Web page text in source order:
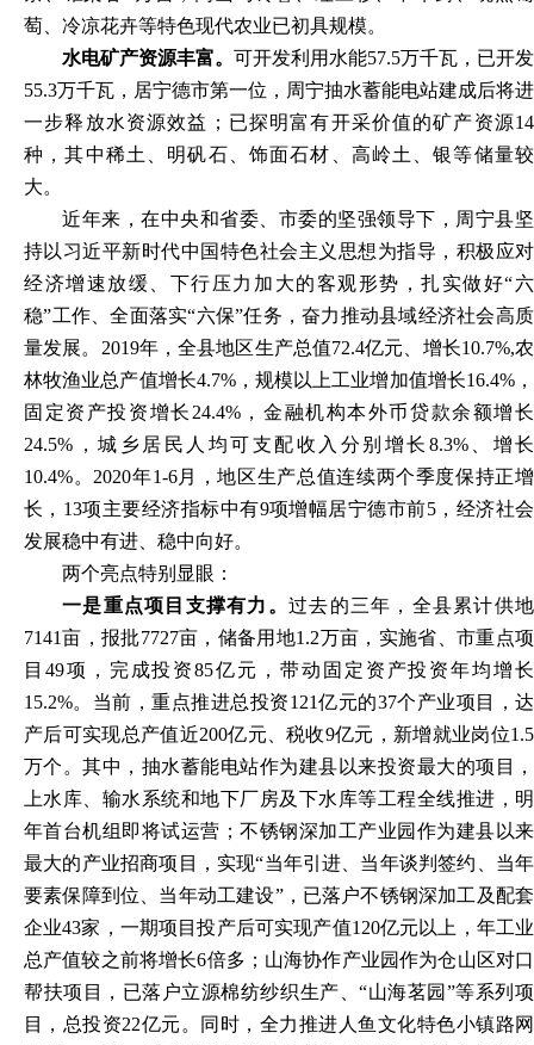
萄、冷凉花卉等特色现代农业已初具规模。
水电矿产资源丰富。 可开发利用水能57.5万千瓦，已开发
55.3万千瓦，居宁德市第一位，周宁抽水蓄能电站建成后将进
一步释放水资源效益；已探明富有开采价值的矿产资源14
种，其中稀土、明矾石、饰面石材、高岭土、银等储量较
大。
近年来，在中央和省委、市委的坚强领导下，周宁县坚
持以习近平新时代中国特色社会主义思想为指导，积极应对
经济增速放缓、下行压力加大的客观形势，扎实做好“六
稳”工作、全面落实“六保”任务，奋力推动县域经济社会高质
量发展。2019年，全县地区生产总值72.4亿元、增长10.7%,农
林牧渔业总产值增长4.7%，规模以上工业增加值增长16.4%，
固定资产投资增长24.4%，金融机构本外币贷款余额增长
24.5%，城乡居民人均可支配收入分别增长8.3%、增长
10.4%。2020年1-6月，地区生产总值连续两个季度保持正增
长，13项主要经济指标中有9项增幅居宁德市前5，经济社会
发展稳中有进、稳中向好。
两个亮点特别显眼：
一是重点项目支撑有力。 过去的三年，全县累计供地
7141亩，报批7727亩，储备用地1.2万亩，实施省、市重点项
目49项，完成投资85亿元，带动固定资产投资年均增长
15.2%。当前，重点推进总投资121亿元的37个产业项目，达
产后可实现总产值近200亿元、税收9亿元，新增就业岗位1.5
万个。其中，抽水蓄能电站作为建县以来投资最大的项目，
上水库、输水系统和地下厂房及下水库等工程全线推进，明
年首台机组即将试运营；不锈钢深加工产业园作为建县以来
最大的产业招商项目，实现“当年引进、当年谈判签约、当年
要素保障到位、当年动工建设”，已落户不锈钢深加工及配套
企业43家，一期项目投产后可实现产值120亿元以上，年工业
总产值较之前将增长6倍多；山海协作产业园作为仓山区对口
帮扶项目，已落户立源棉纺纱织生产、“山海茗园”等系列项
目，总投资22亿元。同时，全力推进人鱼文化特色小镇路网